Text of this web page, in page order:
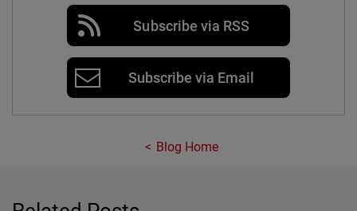
Subscribe via RSS
Subscribe via Email
Blog Home